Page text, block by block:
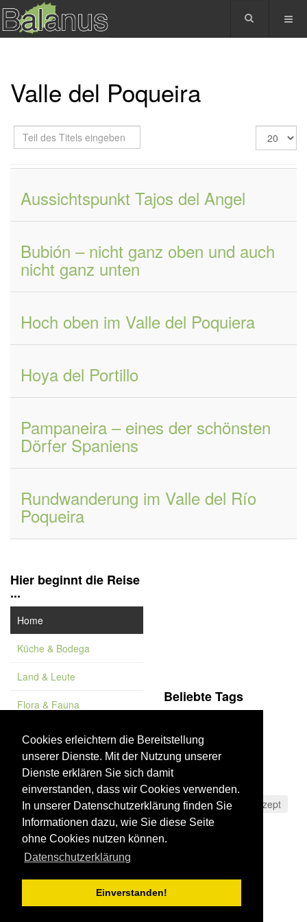
Cookies erleichtern die Bereitstellung
unserer Dienste. Mit der Nutzung unserer
Dienste erklären Sie sich damit
einverstanden, dass wir Cookies verwenden.
In unserer Datenschutzerklärung finden Sie
Informationen dazu, wie Sie diese Seite
ohne Cookies nutzen können.
Datenschutzerklärung
Einverstanden!
Valle del Poqueira
Teil
des
Anzeige
#
Aussichtspunkt Tajos del Angel
Bubión – nicht ganz oben und auch
nicht ganz unten
Hoch oben im Valle del Poquiera
Hoya del Portillo
Pampaneira – eines der schönsten
Dörfer Spaniens
Rundwanderung im Valle del Río
Poqueira
Hier beginnt die Reise
...
Home
Küche & Bodega
Land & Leute
Flora & Fauna
Feature
Vademekum
Beliebte Tags
Olivenöl
Fiesta
Cáceres
Aussichtspunkt
Costa Tropical
Rezept
Strand